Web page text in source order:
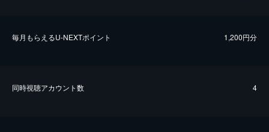
毎⽉もらえるU-NEXTポイント 1,200円分
同時視聴アカウント数 4